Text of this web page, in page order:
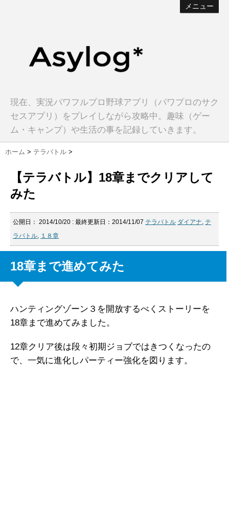
メニュー
現在、実況パワフルプロ野球アプリ（パワプロのサク
セスアプリ）をプレイしながら攻略中。趣味（ゲー
ム・キャンプ）や生活の事を記録していきます。
ホーム > テラバトル >
【テラバトル】18章までクリアして
みた
公開日： 2014/10/20 : 最終更新日：2014/11/07 テラバトル ダイアナ, テ
ラバトル, １８章
18章まで進めてみた
ハンティングゾーン３を開放するべくストーリーを
18章まで進めてみました。
12章クリア後は段々初期ジョブではきつくなったの
で、一気に進化しパーティー強化を図ります。